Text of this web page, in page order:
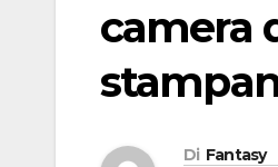
camera
Di Fantasy